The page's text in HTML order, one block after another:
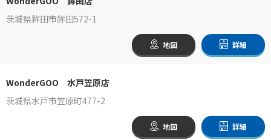
茨城県鉾田市鉾田572-1
地図 詳細
WonderGOO 水戸笠原店
茨城県水戸市笠原町477-2
地図 詳細